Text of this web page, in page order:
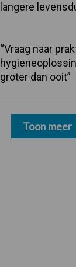
langere
“Vraag naar
groter dan ooit”
Toon meer